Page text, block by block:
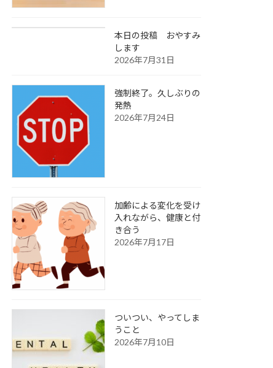
本日の投稿 おやすみ
します
2026年7月31日
強制終了。久しぶりの
発熱
2026年7月24日
加齢による変化を受け
入れながら、健康と付
き合う
2026年7月17日
ついつい、やってしま
うこと
2026年7月10日